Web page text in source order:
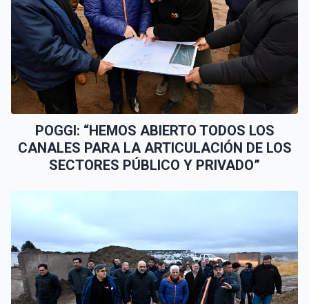
POGGI: “HEMOS ABIERTO TODOS LOS
CANALES PARA LA ARTICULACIÓN DE LOS
SECTORES PÚBLICO Y PRIVADO”